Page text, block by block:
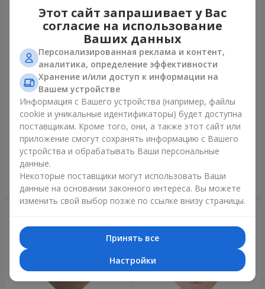
Цветы в коробке "Счастья
не избежать"
1 599 грн
Заказать
Букет в ЭКО упаковке "15
красных роз"
1 528 грн
Заказать
Этот сайт запрашивает у Вас
согласие на использование
Ваших данных
Персонализированная реклама и контент,
аналитика, определение эффективности
Хранение и/или доступ к информации на
Вашем устройстве
Информация с Вашего устройства (например, файлы
cookie и уникальные идентификаторы) будет доступна
поставщикам. Кроме того, они, а также этот сайт или
приложение смогут сохранять информацию с Вашего
устройства и обрабатывать Ваши персональные
данные.
Некоторые поставщики могут использовать Ваши
данные на основании законного интереса. Вы можете
изменить свой выбор позже по ссылке внизу страницы.
Принять все
Настройки